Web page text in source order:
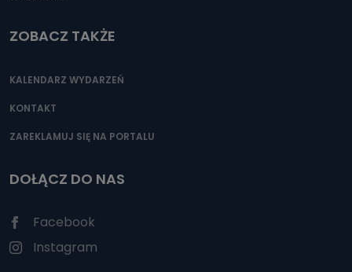
ZOBACZ TAKŻE
KALENDARZ WYDARZEŃ
KONTAKT
ZAREKLAMUJ SIĘ NA PORTALU
DOŁĄCZ DO NAS
Facebook
Instagram